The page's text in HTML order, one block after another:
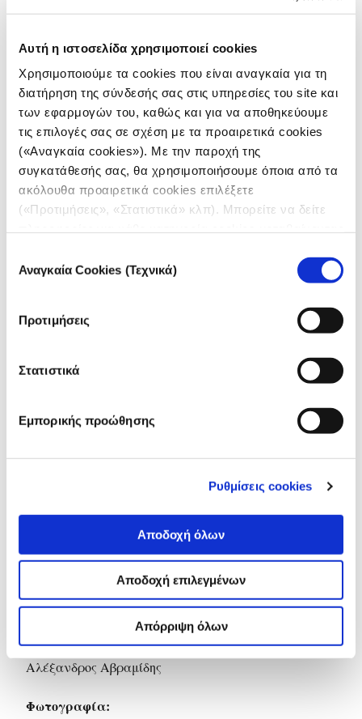
Αυτή η ιστοσελίδα χρησιμοποιεί cookies
Χρησιμοποιούμε τα cookies που είναι αναγκαία για τη
διατήρηση της σύνδεσής σας στις υπηρεσίες του site και
των εφαρμογών του, καθώς και για να αποθηκεύουμε
τις επιλογές σας σε σχέση με τα προαιρετικά cookies
(«Αναγκαία cookies»). Με την παροχή της
συγκατάθεσής σας, θα χρησιμοποιήσουμε όποια από τα
ακόλουθα προαιρετικά cookies επιλέξετε
(«Προτιμήσεις», «Στατιστικά» κλπ). Μπορείτε να δείτε
συγκατάθεσης
Αναγκαία Cookies (Τεχνικά)
Προτιμήσεις
Στατιστικά
Εμπορικής προώθησης
Ρυθμίσεις cookies
Αποδοχή όλων
Αποδοχή επιλεγμένων
Απόρριψη όλων
Αλεξία Καλαϊτζή, Δημοσιογράφος
«Γύρω από την ανακύκλωση πλαστικών
σκουπιδιών έχει στηθεί ένα παράλογο
εμπόριο που έχει αποικιοκρατικά
χαρακτηριστικά.»
Αλέξανδρος Αβραμίδης, Φωτορεπόρτερ
«Οι διαδρομές των πλαστικών
απορριμμάτων έχουν μετατραπεί σε
εμπορικό προϊόν και η περιβαλλοντική
Γιώργος Χρηστίδης, Δημοσιογράφος
ΕΡΕΥΝΑ
Credits
Έρευνα:
Αλέξια Καλαϊτζή
Γιώργος Χρηστίδης
Αλέξανδρος Αβραμίδης
Φωτογραφία: